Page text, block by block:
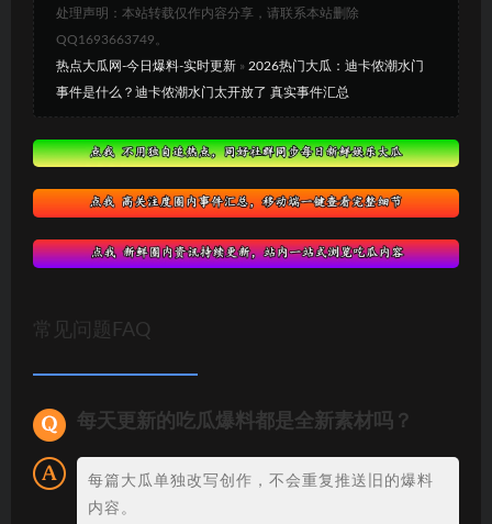
处理声明：本站转载仅作内容分享，请联系本站删除
QQ1693663749。
热点大瓜网-今日爆料-实时更新 » 2026热门大瓜：迪卡侬潮水门
事件是什么？迪卡侬潮水门太开放了 真实事件汇总
常见问题FAQ
每天更新的吃瓜爆料都是全新素材吗？
每篇大瓜单独改写创作，不会重复推送旧的爆料
内容。